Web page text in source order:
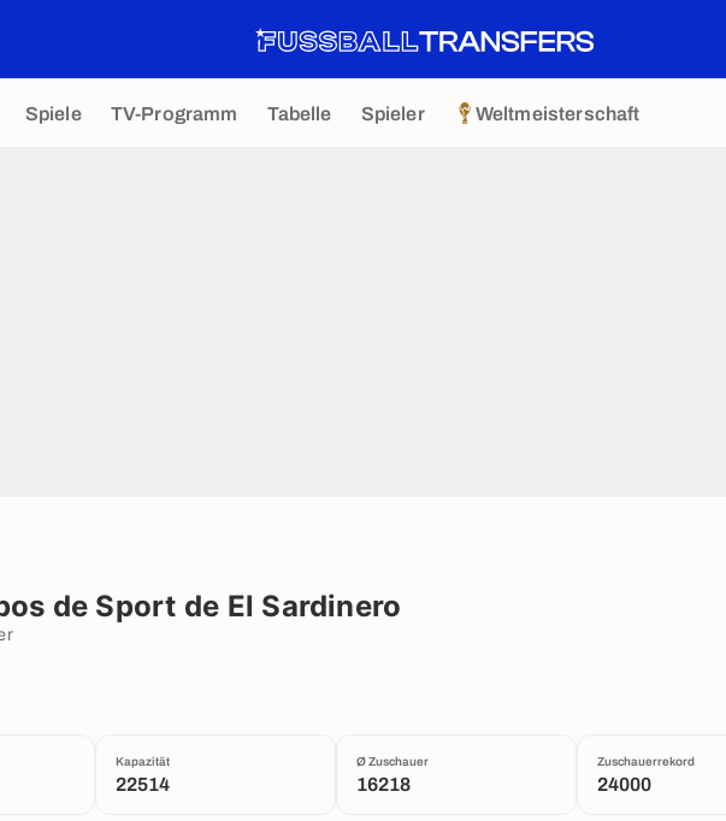
Spiele TV-Programm Tabelle Spieler Weltmeisterschaft
de Sport de El Sardinero
Kapazität
22514
Ø Zuschauer
16218
Zuschauerrekord
24000